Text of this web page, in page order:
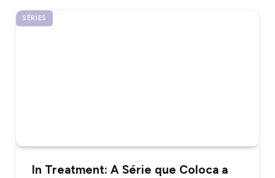
SÉRIES
In Treatment: A Série que Coloca a